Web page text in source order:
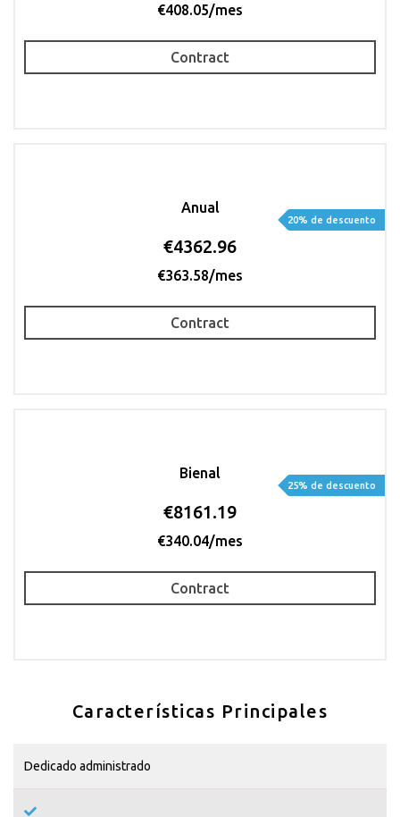
€408.05/mes
Contract
Anual
€4362.96
€363.58/mes
20% de descuento
Contract
Bienal
€8161.19
€340.04/mes
25% de descuento
Contract
Características Principales
Dedicado administrado